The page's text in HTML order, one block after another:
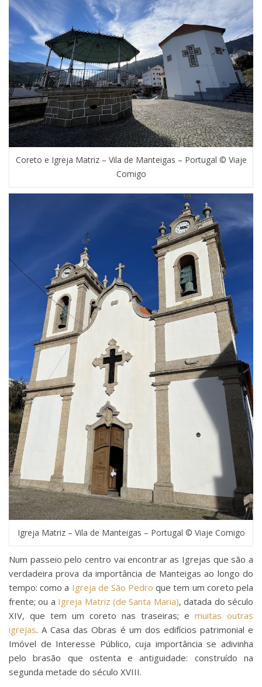
Coreto e Igreja Matriz – Vila de Manteigas – Portugal © Viaje
Comigo
Igreja Matriz – Vila de Manteigas – Portugal © Viaje Comigo
Num passeio pelo centro vai encontrar as Igrejas que são a
verdadeira prova da importância de Manteigas ao longo do
tempo: como a Igreja de São Pedro que tem um coreto pela
frente; ou a Igreja Matriz (de Santa Maria), datada do século
XIV, que tem um coreto nas traseiras; e muitas outras
igrejas. A Casa das Obras é um dos edifícios patrimonial e
Imóvel de Interesse Público, cuja importância se adivinha
pelo brasão que ostenta e antiguidade: construído na
segunda metade do século XVIII.